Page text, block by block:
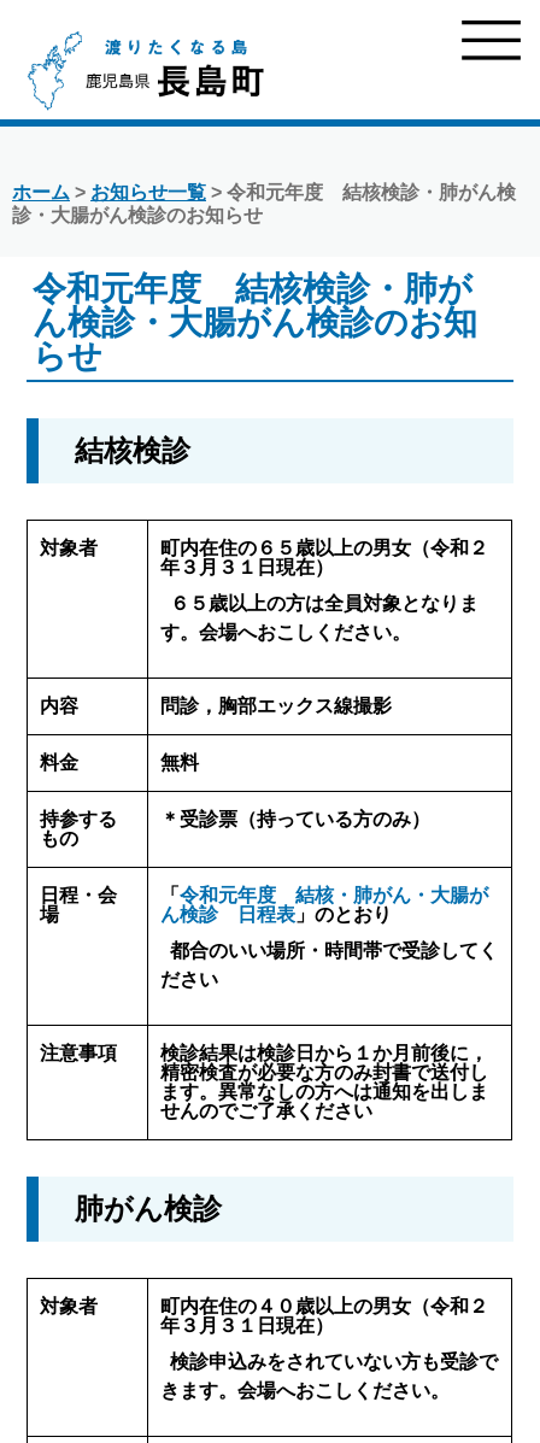
ホーム > お知らせ一覧 > 令和元年度 結核検診・肺がん検
診・大腸がん検診のお知らせ
令和元年度 結核検診・肺が
ん検診・大腸がん検診のお知
らせ
結核検診
対象者
町内在住の６５歳以上の男女（令和２
年３月３１日現在）
６５歳以上の方は全員対象となりま
す。会場へおこしください。
内容 問診，胸部エックス線撮影
料金 無料
持参する
もの
＊受診票（持っている方のみ）
日程・会
場
「令和元年度 結核・肺がん・大腸が
ん検診 日程表 」のとおり
都合のいい場所・時間帯で受診してく
ださい
注意事項
検診結果は検診日から１か月前後に，
精密検査が必要な方のみ封書で送付し
ます。異常なしの方へは通知を出しま
せんのでご了承ください
肺がん検診
対象者
町内在住の４０歳以上の男女（令和２
年３月３１日現在）
検診申込みをされていない方も受診で
きます。会場へおこしください。